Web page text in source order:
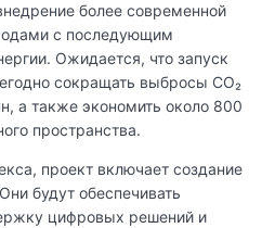
более современной
с последующим
Ожидается, что запуск
сокращать выбросы CO₂
а также экономить около 800
пространства.
проект включает создание
будут обеспечивать
цифровых решений и